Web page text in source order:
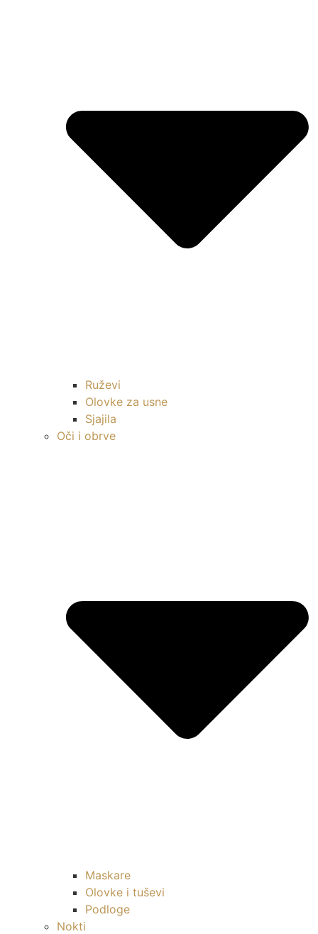
Ruževi
Olovke za usne
Sjajila
Oči i obrve
Maskare
Olovke i tuševi
Podloge
Nokti